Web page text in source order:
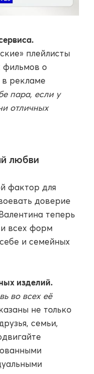
плейлисты
о
в рекламе
пара, если у
отличных
любви
фактор для
доверие
теперь
и всех форм
и семейных
изделий.
во всех её
не только
семьи,